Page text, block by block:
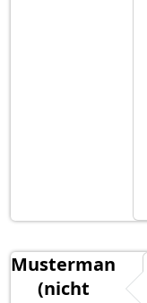
Musterman
(nicht